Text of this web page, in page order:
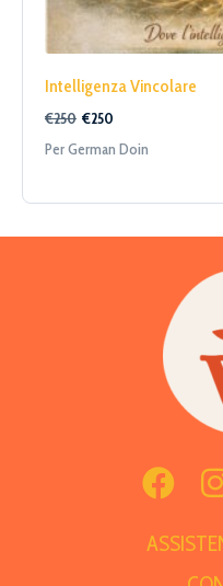
Intelligenza Vincolare
€250 €250
Per German Doin